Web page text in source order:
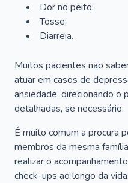
Dor no peito;
Tosse;
Diarreia.
Muitos pacientes não
atuar em casos de
ansiedade, direcionando o
detalhadas, se necessário.
É muito comum a procura
membros da mesma
realizar o
check-ups ao longo da